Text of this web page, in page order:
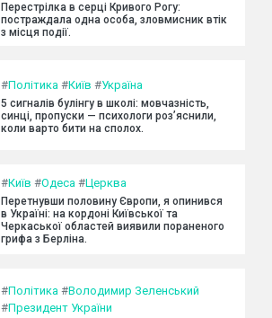
Перестрілка в серці Кривого Рогу:
постраждала одна особа, зловмисник втік
з місця події.
#Політика #Київ #Україна
5 сигналів булінгу в школі: мовчазність,
синці, пропуски — психологи роз’яснили,
коли варто бити на сполох.
#Київ #Одеса #Церква
Перетнувши половину Європи, я опинився
в Україні: на кордоні Київської та
Черкаської областей виявили пораненого
грифа з Берліна.
#Політика #Володимир Зеленський
#Президент України